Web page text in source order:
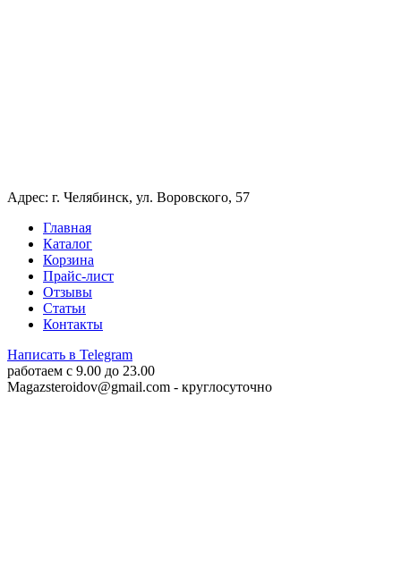
Адрес: г. Челябинск, ул. Воровского, 57
Главная
Каталог
Корзина
Прайс-лист
Отзывы
Статьи
Контакты
Написать в Telegram
работаем c 9.00 до 23.00
Magazsteroidov@gmail.com - круглосуточно